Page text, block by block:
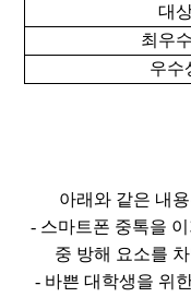
대
최우
우수
아래와 같은 내
- 스마트폰 중톡을
중 방해 요소를
- 바쁜 대학생을 위